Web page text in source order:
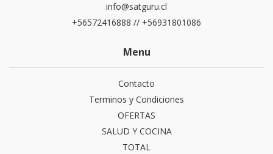
info@satguru.cl
+56572416888 // +56931801086
Menu
Contacto
Terminos y Condiciones
OFERTAS
SALUD Y COCINA
TOTAL